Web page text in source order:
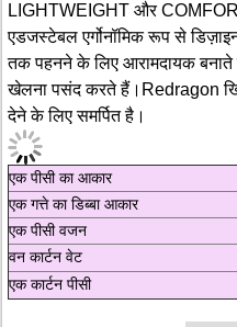
LIGHTWEIGHT और
एडजस्टेबल एर्गोनॉमिक रूप से
तक पहनने के लिए आरामदायक बनाते
खेलना पसंद करते हैं।Redragon
देने के लिए समर्पित है।
एक पीसी का आकार
एक गत्ते का डिब्बा आकार
एक पीसी वजन
वन कार्टन वेट
एक कार्टन पीसी